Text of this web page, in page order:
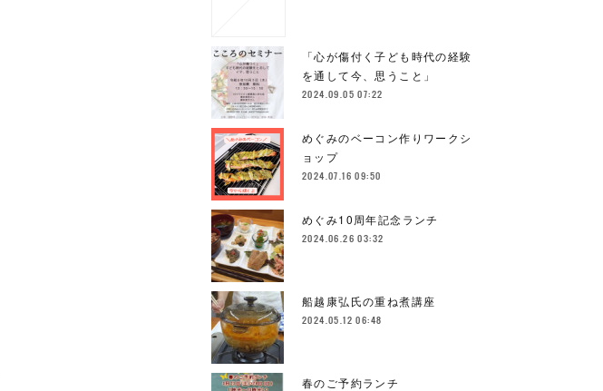
「心が傷付く子ども時代の経験
を通して今、思うこと」
2024.09.05 07:22
めぐみのベーコン作りワークシ
ョップ
2024.07.16 09:50
めぐみ10周年記念ランチ
2024.06.26 03:32
船越康弘氏の重ね煮講座
2024.05.12 06:48
春のご予約ランチ